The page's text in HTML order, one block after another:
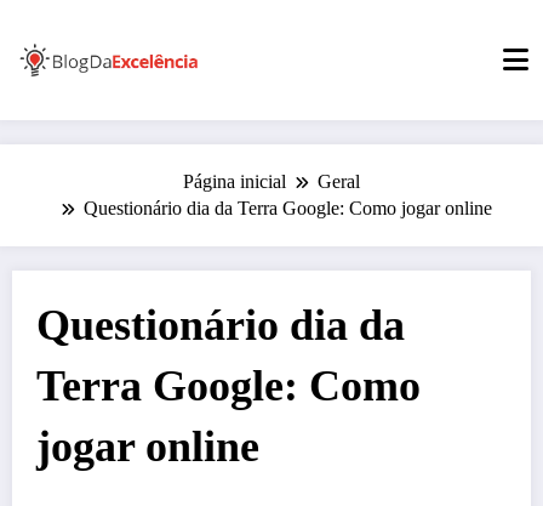
para
conteúdo
Página inicial
Geral
Questionário dia da Terra Google: Como jogar online
Questionário dia da
Terra Google: Como
jogar online